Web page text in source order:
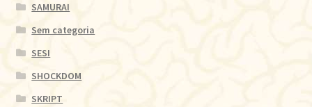
SAMURAI
Sem categoria
SESI
SHOCKDOM
SKRIPT